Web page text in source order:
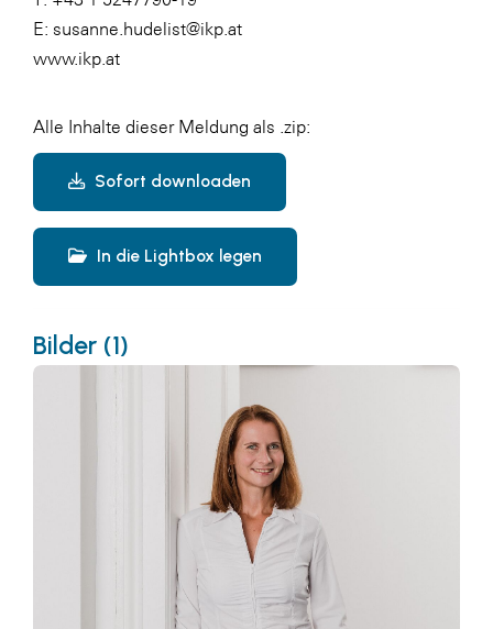
E: susanne.hudelist@ikp.at
www.ikp.at
Alle Inhalte dieser Meldung als .zip:
Sofort downloaden
In die Lightbox legen
Bilder (1)